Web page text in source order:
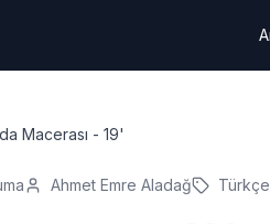
Macerası - 19'
Ahmet Emre Aladağ Türkçe